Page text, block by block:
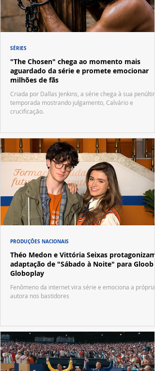
"The Chosen" chega ao momento mais
aguardado da série e promete emocionar
milhões de fãs
Criada por Dallas Jenkins, a série chega à sua
temporada mostrando julgamento, Calvário e
crucificação.
SÉRIES
Théo Medon e Vittória Seixas protagonizam
adaptação de "Sábado à Noite" para Gloob e
Globoplay
Fenômeno da internet vira série e emociona a própria
autora nos bastidores
PRODUÇÕES NACIONAIS